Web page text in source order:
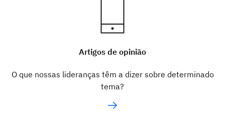
Artigos de opinião
O que nossas lideranças têm a dizer sobre determinado
tema?